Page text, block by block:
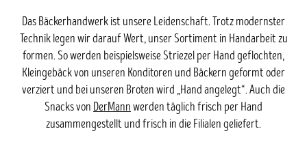
Das Bäckerhandwerk ist unsere Leidenschaft. Trotz modernster
Technik legen wir darauf Wert, unser Sortiment in Handarbeit zu
formen. So werden beispielsweise Striezel per Hand geflochten,
Kleingebäck von unseren Konditoren und Bäckern geformt oder
verziert und bei unseren Broten wird „Hand angelegt“. Auch die
Snacks von DerMann werden täglich frisch per Hand
zusammengestellt und frisch in die Filialen geliefert.